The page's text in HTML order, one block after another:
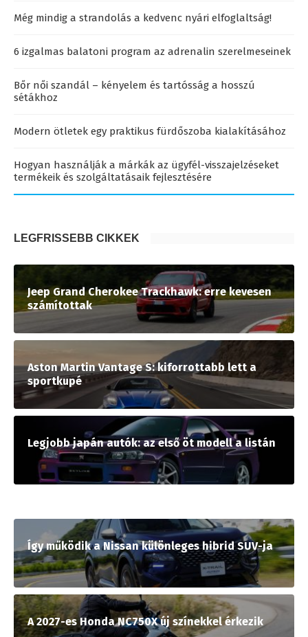
Még mindig a strandolás a kedvenc nyári elfoglaltság!
6 izgalmas balatoni program az adrenalin szerelmeseinek
Bőr női szandál – kényelem és tartósság a hosszú
sétákhoz
Modern ötletek egy praktikus fürdőszoba kialakításához
Hogyan használják a márkák az ügyfél-visszajelzéseket
termékeik és szolgáltatásaik fejlesztésére
LEGFRISSEBB CIKKEK
Jeep Grand Cherokee Trackhawk: erre kevesen
számítottak
Aston Martin Vantage S: kiforrottabb lett a
sportkupé
Legjobb japán autók: az első öt modell a listán
Így működik a Nissan különleges hibrid SUV-ja
A 2027-es Honda NC750X új színekkel érkezik